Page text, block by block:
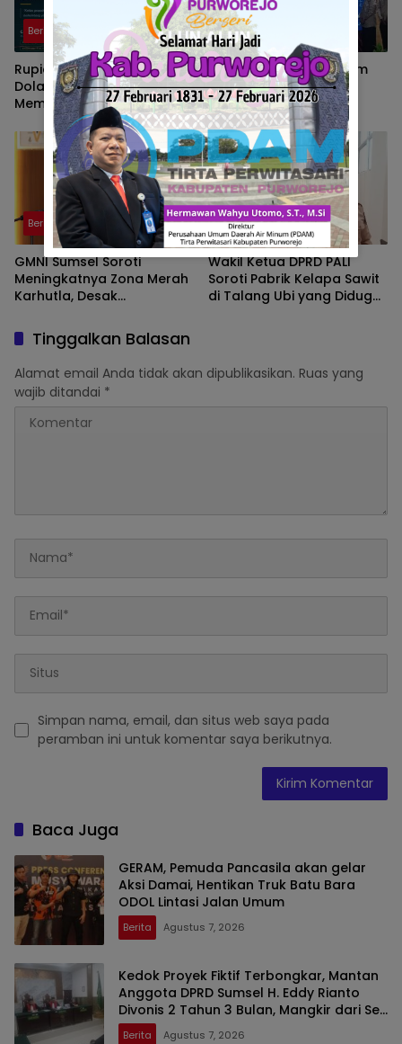
Berita
Rupiah Kian Melemah,
Dolar AS Hampir Rp18.100:
Membaca Tekanan Global
dan Domesti
Berita
Program Strategi Sistem
Prioritas Jalan Mantap
Diluncurkan, Wabup
Brebes Jelaskan
Tujuannya
Berita
GMNI Sumsel Soroti
Meningkatnya Zona Merah
Karhutla, Desak
Mitigasi dan Penegakan
Hukum
Berita
Wakil Ketua DPRD PALI
Soroti Pabrik Kelapa Sawit
di Talang Ubi yang Diduga
Tinggalkan Balasan
Alamat email Anda tidak akan dipublikasikan. Ruas yang
wajib ditandai *
Simpan nama, email, dan situs web saya pada
peramban ini untuk komentar saya berikutnya.
Baca Juga
GERAM, Pemuda Pancasila akan gelar
Aksi Damai, Hentikan Truk Batu Bara
ODOL Lintasi Jalan Umum
Berita Agustus 7, 2026
Kedok Proyek Fiktif Terbongkar, Mantan
Anggota DPRD Sumsel H. Eddy Rianto
Divonis 2 Tahun 3 Bulan, Mangkir dari Sel
Nyatakan Banding
Berita Agustus 7, 2026